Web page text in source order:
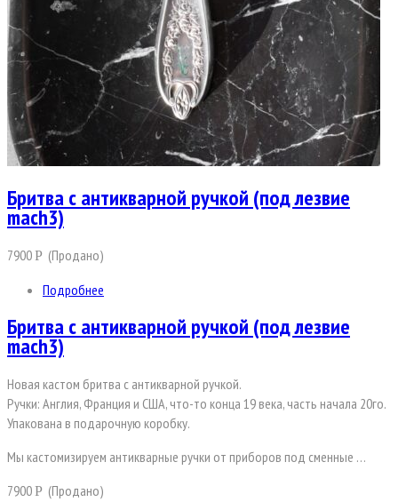
Бритва с антикварной ручкой (под лезвие
mach3)
7900Р (Продано)
Подробнее
Бритва с антикварной ручкой (под лезвие
mach3)
Новая кастом бритва с антикварной ручкой.
Ручки: Англия, Франция и США, что-то конца 19 века, часть начала 20го.
Упакована в подарочную коробку.
Мы кастомизируем антикварные ручки от приборов под сменные …
7900Р (Продано)